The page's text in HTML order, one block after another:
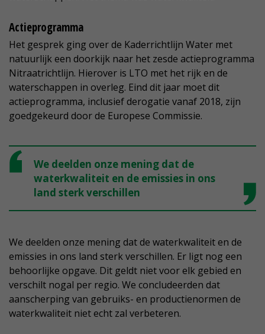
Actieprogramma
Het gesprek ging over de Kaderrichtlijn Water met
natuurlijk een doorkijk naar het zesde actieprogramma
Nitraatrichtlijn. Hierover is LTO met het rijk en de
waterschappen in overleg. Eind dit jaar moet dit
actieprogramma, inclusief derogatie vanaf 2018, zijn
goedgekeurd door de Europese Commissie.
We deelden onze mening dat de
waterkwaliteit en de emissies in ons
land sterk verschillen
We deelden onze mening dat de waterkwaliteit en de
emissies in ons land sterk verschillen. Er ligt nog een
behoorlijke opgave. Dit geldt niet voor elk gebied en
verschilt nogal per regio. We concludeerden dat
aanscherping van gebruiks- en productienormen de
waterkwaliteit niet echt zal verbeteren.